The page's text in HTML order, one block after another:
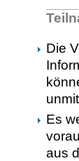
Die
Es
aus